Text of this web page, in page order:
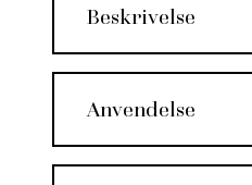
Beskrivelse
Anvendelse